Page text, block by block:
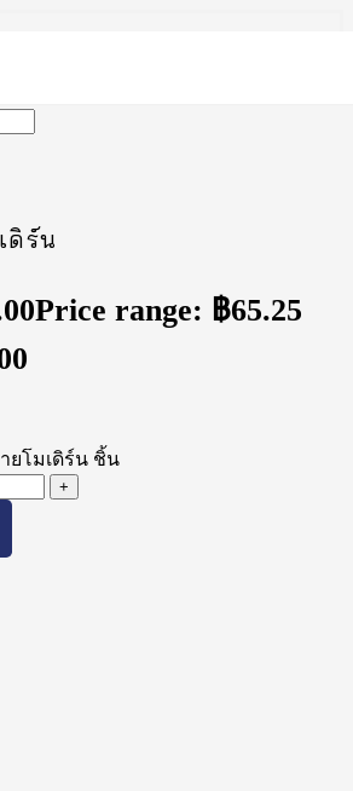
ดิร์น
Price range: ฿65.25
ยโมเดิร์น ชิ้น